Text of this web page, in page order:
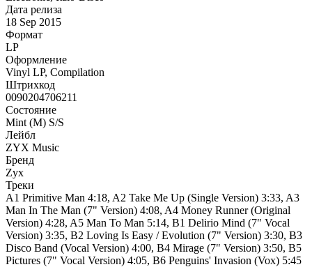
Дата релиза
18 Sep 2015
Формат
LP
Оформление
Vinyl LP, Compilation
Штрихкод
0090204706211
Состояние
Mint (M) S/S
Лейбл
ZYX Music
Бренд
Zyx
Треки
A1 Primitive Man 4:18, A2 Take Me Up (Single Version) 3:33, A3
Man In The Man (7" Version) 4:08, A4 Money Runner (Original
Version) 4:28, A5 Man To Man 5:14, B1 Delirio Mind (7" Vocal
Version) 3:35, B2 Loving Is Easy / Evolution (7" Version) 3:30, B3
Disco Band (Vocal Version) 4:00, B4 Mirage (7" Version) 3:50, B5
Pictures (7" Vocal Version) 4:05, B6 Penguins' Invasion (Vox) 5:45